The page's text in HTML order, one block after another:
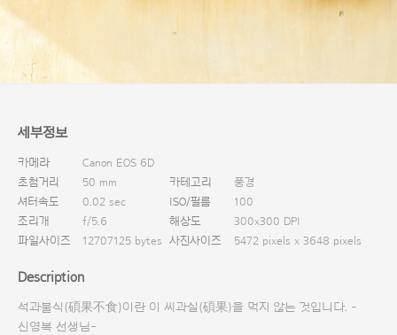
세부정보
카메라
Canon EOS 6D
초첨거리
50 mm 카테고리
풍경
셔터속도
0.02 sec ISO/필름
100
조리개
f/5.6 해상도
300x300 DPI
파일사이즈
12707125 bytes 사진사이즈 5472 pixels x 3648 pixels
Description
석과불식(碩果不食)이란 이 씨과실(碩果)을 먹지 않는 것입니다. -
신영복 선생님-